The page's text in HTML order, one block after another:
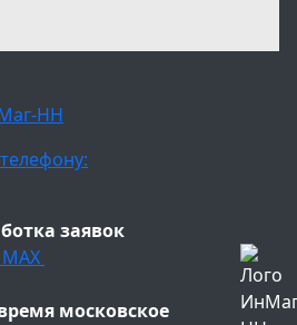
заявок
МАХ
московское